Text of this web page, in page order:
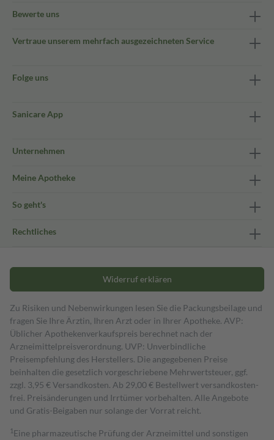
Bewerte uns
Vertraue unserem mehrfach ausgezeichneten Service
Folge uns
Sanicare App
Unternehmen
Meine Apotheke
So geht's
Rechtliches
Widerruf erklären
Zu Risiken und Nebenwirkungen lesen Sie die Packungsbeilage und
fragen Sie Ihre Ärztin, Ihren Arzt oder in Ihrer Apotheke. AVP:
Üblicher Apothekenverkaufspreis berechnet nach der
Arzneimittelpreisverordnung. UVP: Unverbindliche
Preisempfehlung des Herstellers. Die angegebenen Preise
beinhalten die gesetzlich vorgeschriebene Mehrwertsteuer, ggf.
zzgl. 3,95 € Versandkosten. Ab 29,00 € Bestell­wert versand­kosten­
frei. Preisänderungen und Irrtümer vorbehalten. Alle Angebote
und Gratis-Beigaben nur solange der Vorrat reicht.
1 Eine pharmazeutische Prüfung der Arzneimittel und sonstigen